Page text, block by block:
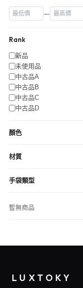
—
Rank
新品
未使用品
中古品A
中古品B
中古品C
中古品D
顏色
材質
手袋類型
暫無商品
LUXTOKY